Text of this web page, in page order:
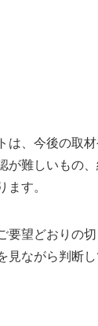
は、今後の取
が難しいもの
す。
要望どおりの
ながら判断し